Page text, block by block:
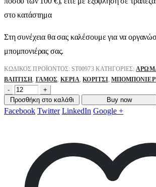
στο κατάστημα
Στη συνέχεια θα σας καλέσουμε για να
μπομπονιέρας σας.
ΚΩΔΙΚΌΣ ΠΡΟΪΌΝΤΟΣ:ST00973 ΚΑΤΗΓΟΡΊΕΣ:
ΒΑΠΤΙΣΗ ΓΑΜΟΣ, ΚΕΡΙΆ ,ΚΟΡΊΤΣΙ,
-
+
Προσθήκη στο καλάθι
Buy now
Facebook Twitter LinkedIn Google +